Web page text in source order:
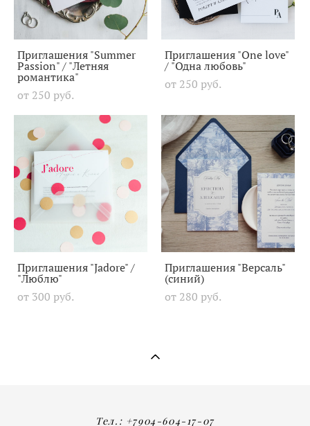
Приглашения "Summer
Passion" / "Летняя
романтика"
от 250 pуб.
Приглашения "One love"
/ "Одна любовь"
от 250 pуб.
Приглашения "Jadore" /
"Люблю"
от 300 pуб.
Приглашения "Версаль"
(синий)
от 280 pуб.
Тел.: +7904-604-17-07